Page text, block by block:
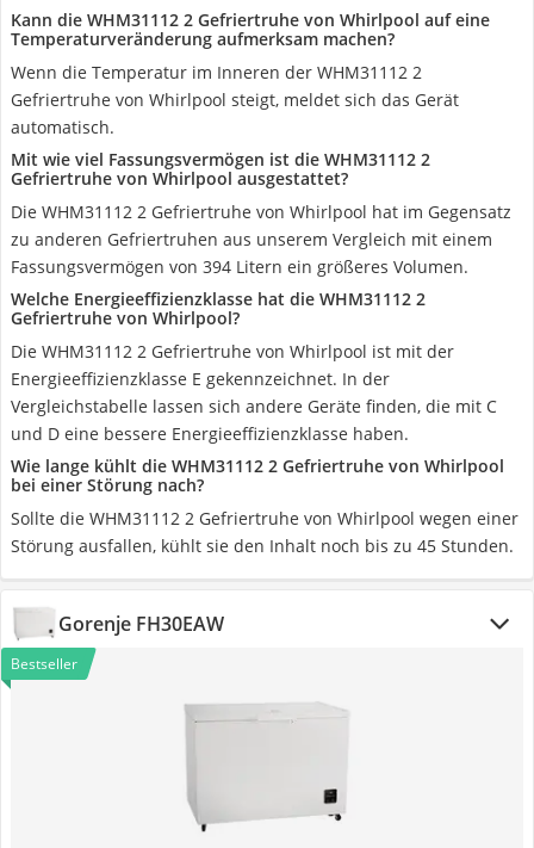
Kann die WHM31112 2 Gefriertruhe von Whirlpool auf eine
Temperaturveränderung aufmerksam machen?
Wenn die Temperatur im Inneren der WHM31112 2
Gefriertruhe von Whirlpool steigt, meldet sich das Gerät
automatisch.
Mit wie viel Fassungsvermögen ist die WHM31112 2
Gefriertruhe von Whirlpool ausgestattet?
Die WHM31112 2 Gefriertruhe von Whirlpool hat im Gegensatz
zu anderen Gefriertruhen aus unserem Vergleich mit einem
Fassungsvermögen von 394 Litern ein größeres Volumen.
Welche Energieeffizienzklasse hat die WHM31112 2
Gefriertruhe von Whirlpool?
Die WHM31112 2 Gefriertruhe von Whirlpool ist mit der
Energieeffizienzklasse E gekennzeichnet. In der
Vergleichstabelle lassen sich andere Geräte finden, die mit C
und D eine bessere Energieeffizienzklasse haben.
Wie lange kühlt die WHM31112 2 Gefriertruhe von Whirlpool
bei einer Störung nach?
Sollte die WHM31112 2 Gefriertruhe von Whirlpool wegen einer
Störung ausfallen, kühlt sie den Inhalt noch bis zu 45 Stunden.
Gorenje FH30EAW
Bestseller